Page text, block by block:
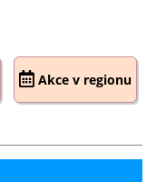
Akce v regionu